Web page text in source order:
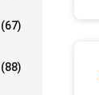
(67)
(88)